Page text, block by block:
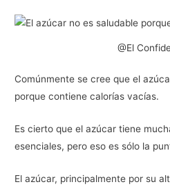
@El
Comúnmente se cree que el
porque contiene calorías vacías.
Es cierto que el azúcar tiene
esenciales, pero eso es sólo la
El azúcar, principalmente por su